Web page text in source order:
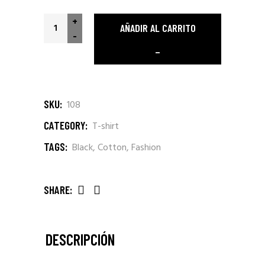
Gremlins quantity
-
+ AÑADIR AL CARRITO
SKU: 108
CATEGORY: T-shirt
TAGS: Black,Cotton,Fashion
SHARE:
DESCRIPCIÓN